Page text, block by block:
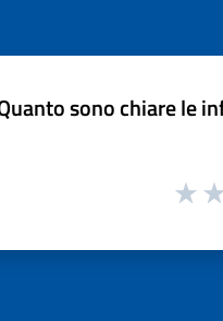
sono chiare le